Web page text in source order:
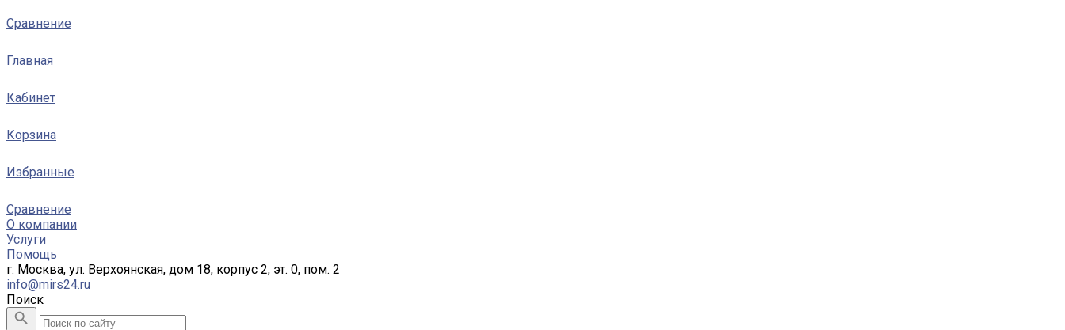
Сравнение
Главная
Кабинет
Корзина
Избранные
Сравнение
О компании
Услуги
Помощь
г. Москва, ул. Верхоянская, дом 18, корпус 2, эт. 0, пом. 2
info@mirs24.ru
Поиск